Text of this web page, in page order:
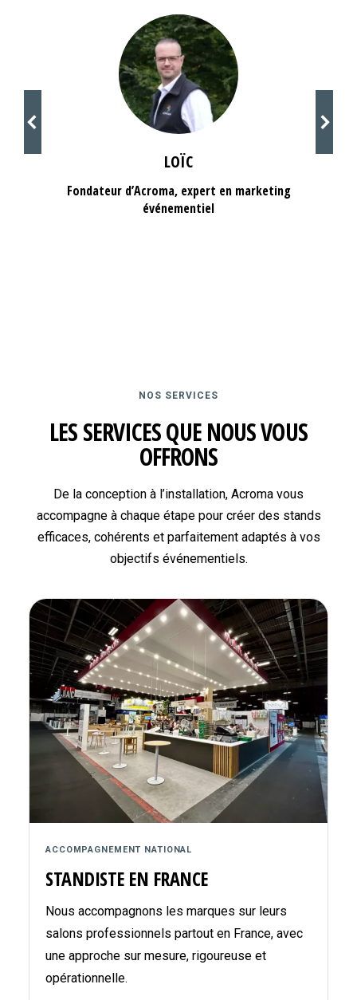
LOÏC
Fondateur d’Acroma, expert en marketing
événementiel
NOS SERVICES
LES SERVICES QUE NOUS VOUS
OFFRONS
De la conception à l’installation, Acroma vous
accompagne à chaque étape pour créer des stands
efficaces, cohérents et parfaitement adaptés à vos
objectifs événementiels.
ACCOMPAGNEMENT NATIONAL
STANDISTE EN FRANCE
Nous accompagnons les marques sur leurs
salons professionnels partout en France, avec
une approche sur mesure, rigoureuse et
opérationnelle.